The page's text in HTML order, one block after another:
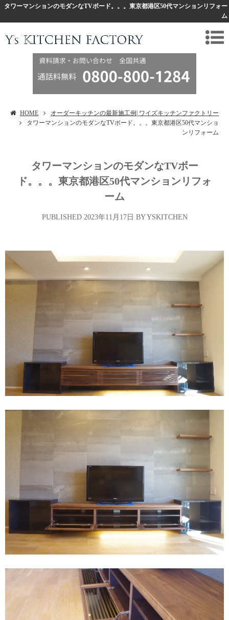
タワーマンションのモダンなTVボード。。。東京都港区50代マンションリフォー
ム
HOME
オーダーキッチンの最新施工例| ワイズキッチンファクトリー
タワーマンションのモダンなTVボード。。。東京都港区50代マンショ
ンリフォーム
タワーマンションのモダンなTVボー
ド。。。東京都港区50代マンションリフォ
ーム
2023年11月17日